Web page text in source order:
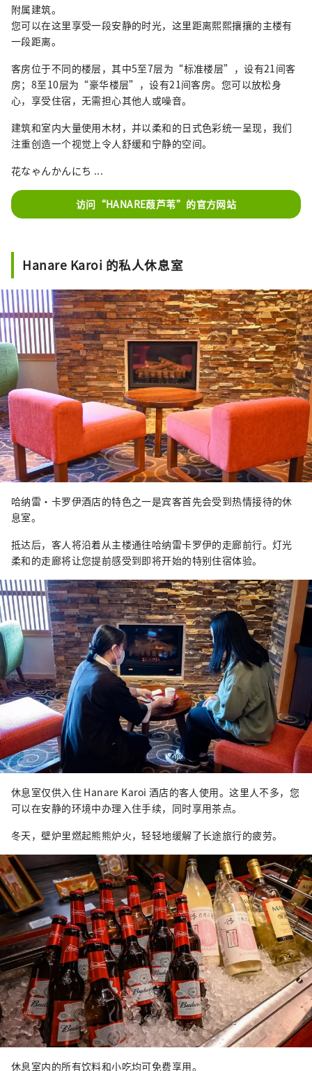
附属建筑。
您可以在这里享受一段安静的时光，这里距离熙熙攘攘的主楼有
一段距离。
客房位于不同的楼层，其中5至7层为“标准楼层”，设有21间客
房；8至10层为“豪华楼层”，设有21间客房。您可以放松身
心，享受住宿，无需担心其他人或噪音。
建筑和室内大量使用木材，并以柔和的日式色彩统一呈现，我们
注重创造一个视觉上令人舒缓和宁静的空间。
花なゃんかんにち ...
访问“HANARE葭芦苇”的官方网站
Hanare Karoi 的私人休息室
哈纳雷·卡罗伊酒店的特色之一是宾客首先会受到热情接待的休
息室。
抵达后，客人将沿着从主楼通往哈纳雷卡罗伊的走廊前行。灯光
柔和的走廊将让您提前感受到即将开始的特别住宿体验。
休息室仅供入住 Hanare Karoi 酒店的客人使用。这里人不多，您
可以在安静的环境中办理入住手续，同时享用茶点。
冬天，壁炉里燃起熊熊炉火，轻轻地缓解了长途旅行的疲劳。
休息室内的所有饮料和小吃均可免费享用。